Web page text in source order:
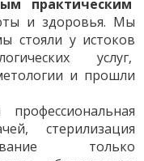
практическим
и здоровья. Мы
стояли у истоков
услуг,
и прошли
стерилизация
только